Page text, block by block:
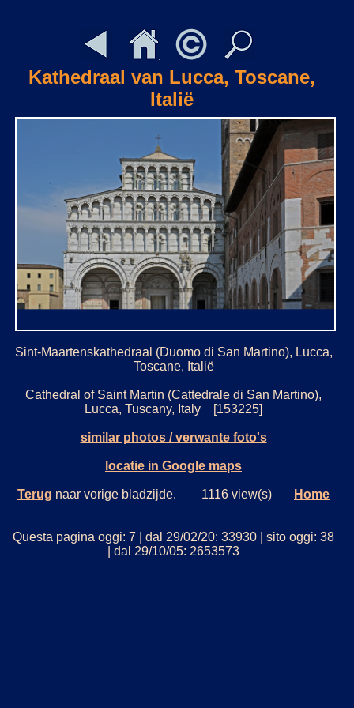
Kathedraal van Lucca, Toscane,
Italië
Sint-Maartenskathedraal (Duomo di San Martino), Lucca,
Toscane, Italië
Cathedral of Saint Martin (Cattedrale di San Martino),
Lucca, Tuscany, Italy [153225]
similar photos / verwante foto's
locatie in Google maps
Terug naar vorige bladzijde. 1116 view(s) Home
Questa pagina oggi: 7 | dal 29/02/20: 33930 | sito oggi: 38
| dal 29/10/05: 2653573